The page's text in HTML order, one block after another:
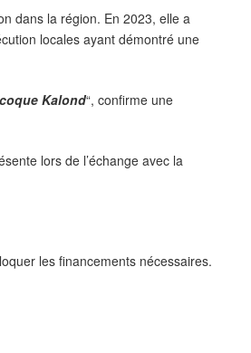
dans la région. En 2023, elle a
locales ayant démontré une
Kalond“, confirme une
lors de l’échange avec la
les financements nécessaires.